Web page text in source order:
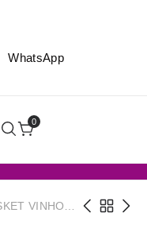
WhatsApp
0
VINHO